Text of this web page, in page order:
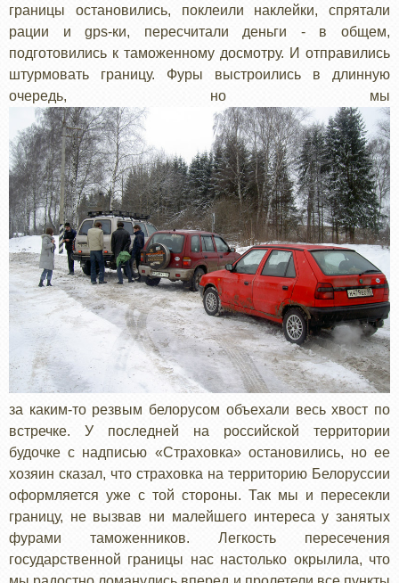
границы остановились, поклеили наклейки, спрятали
рации и gps-ки, пересчитали деньги - в общем,
подготовились к таможенному досмотру. И отправились
штурмовать границу. Фуры выстроились в длинную
очередь, но мы
за каким-то резвым белорусом объехали весь хвост по
встречке. У последней на российской территории
будочке с надписью «Страховка» остановились, но ее
хозяин сказал, что страховка на территорию Белоруссии
оформляется уже с той стороны. Так мы и пересекли
границу, не вызвав ни малейшего интереса у занятых
фурами таможенников. Легкость пересечения
государственной границы нас настолько окрылила, что